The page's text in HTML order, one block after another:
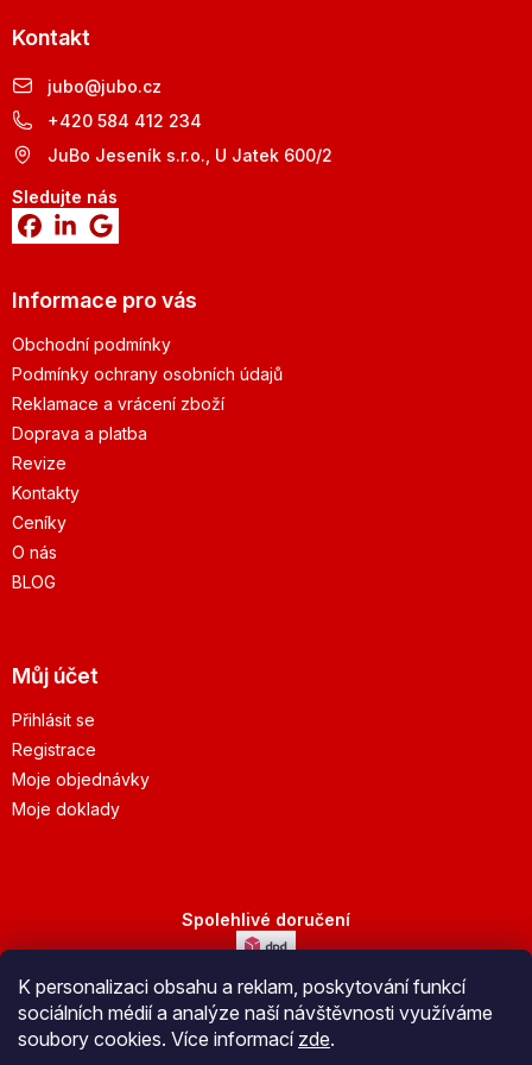
K personalizaci obsahu a reklam, poskytování funkcí
sociálních médií a analýze naší návštěvnosti využíváme
soubory cookies. Více informací zde.
Kontakt
jubo@jubo.cz
+420 584 412 234
JuBo Jeseník s.r.o., U Jatek 600/2
Sledujte nás
Informace pro vás
Obchodní podmínky
Podmínky ochrany osobních údajů
Reklamace a vrácení zboží
Doprava a platba
Revize
Kontakty
Ceníky
O nás
BLOG
Můj účet
Přihlásit se
Registrace
Moje objednávky
Moje doklady
Spolehlivé doručení
Bezpečná platba